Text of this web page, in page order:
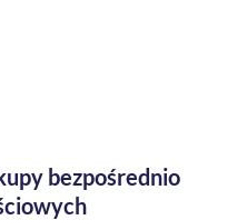
bezpośrednio